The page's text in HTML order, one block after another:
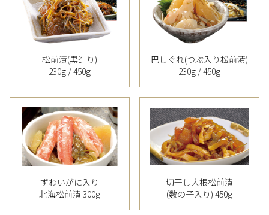
松前漬(黒造り)
230g / 450g
巴しぐれ(つぶ入り松前漬)
230g / 450g
ずわいがに入り
北海松前漬 300g
切干し大根松前漬
(数の子入り) 450g